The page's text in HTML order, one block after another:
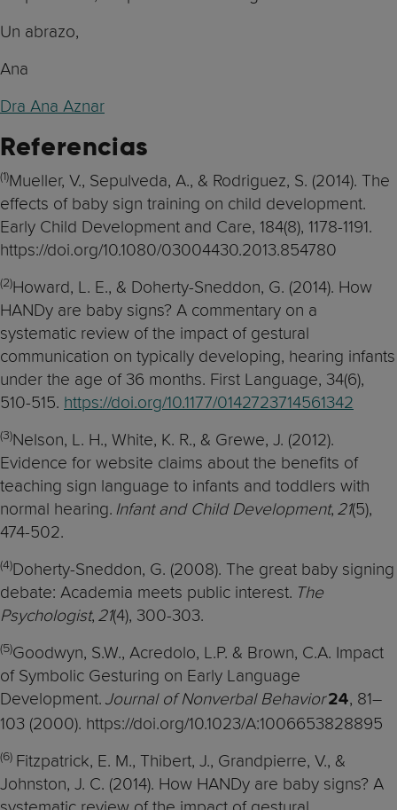
Un abrazo,
Ana
Dra Ana Aznar
Referencias
(1)Mueller, V., Sepulveda, A., & Rodriguez, S. (2014). The
effects of baby sign training on child development.
Early Child Development and Care, 184(8), 1178-1191.
https://doi.org/10.1080/03004430.2013.854780
(2)Howard, L. E., & Doherty-Sneddon, G. (2014). How
HANDy are baby signs? A commentary on a
systematic review of the impact of gestural
communication on typically developing, hearing infants
under the age of 36 months. First Language, 34(6),
510-515. https://doi.org/10.1177/0142723714561342
(3)Nelson, L. H., White, K. R., & Grewe, J. (2012).
Evidence for website claims about the benefits of
teaching sign language to infants and toddlers with
normal hearing. Infant and Child Development, 21(5),
474-502.
(4)Doherty-Sneddon, G. (2008). The great baby signing
debate: Academia meets public interest. The
Psychologist, 21(4), 300-303.
(5)Goodwyn, S.W., Acredolo, L.P. & Brown, C.A. Impact
of Symbolic Gesturing on Early Language
Development. Journal of Nonverbal Behavior 24, 81–
103 (2000). https://doi.org/10.1023/A:1006653828895
(6) Fitzpatrick, E. M., Thibert, J., Grandpierre, V., &
Johnston, J. C. (2014). How HANDy are baby signs? A